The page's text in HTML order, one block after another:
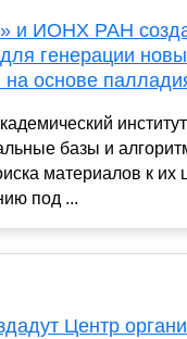
и ИОНХ РАН
генерации
на основе
базы и
материалов к их
под ...
Центр